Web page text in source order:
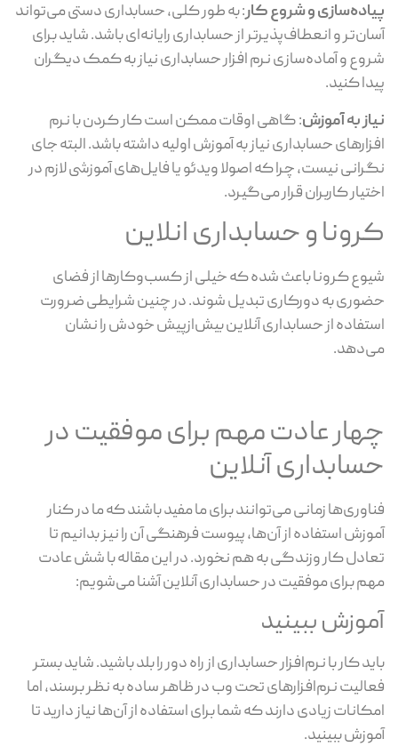
پیاده‌سازی و شروع کار: به طور کلی، حسابداری دستی می‌تواند
آسان‌تر و انعطاف‌پذیرتر از حسابداری رایانه‌ای باشد. شاید برای
شروع و آماده‌سازی نرم افزار حسابداری نیاز به کمک دیگران
پیدا کنید.
نیاز به آموزش: گاهی اوقات ممکن است کار کردن با نرم
افزارهای حسابداری نیاز به آموزش اولیه داشته باشد. البته جای
نگرانی نیست، چرا که اصولا ویدئو یا فایل‌های آموزشی لازم در
اختیار کاربران قرار می‌گیرد.
کرونا و حسابداری انلاین
شیوع کرونا باعث شده که خیلی از کسب‌وکارها از فضای
حضوری به دورکاری تبدیل شوند. در چنین شرایطی ضرورت
استفاده از حسابداری آنلاین بیش‌ازپیش خودش را نشان
می‌دهد.
چهار عادت مهم برای موفقیت در
حسابداری آنلاین
فناوری‌ها زمانی می‌توانند برای ما مفید باشند که ما در کنار
آموزش استفاده از آن‌ها، پیوست فرهنگی آن را نیز بدانیم تا
تعادل کار وزندگی به هم نخورد. در این مقاله با شش عادت
مهم برای موفقیت در حسابداری آنلاین آشنا می‌شویم:
آموزش ببینید
باید کار با نرم‌افزار حسابداری از راه دور را بلد باشید. شاید بستر
فعالیت نرم‌افزارهای تحت وب در ظاهر ساده به نظر برسند، اما
امکانات زیادی دارند که شما برای استفاده از آن‌ها نیاز دارید تا
آموزش ببینید.